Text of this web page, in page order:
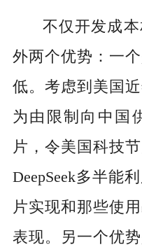
不仅开发成
外两个优势：一
低。考虑到美国
为由限制向中国
片，令美国科技
DeepSeek多半能
片实现和那些使
表现。另一个优